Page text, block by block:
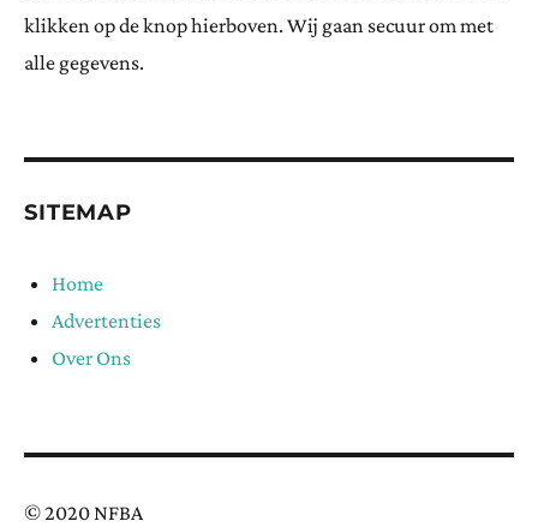
klikken op de knop hierboven. Wij gaan secuur om met
alle gegevens.
SITEMAP
Home
Advertenties
Over Ons
© 2020 NFBA